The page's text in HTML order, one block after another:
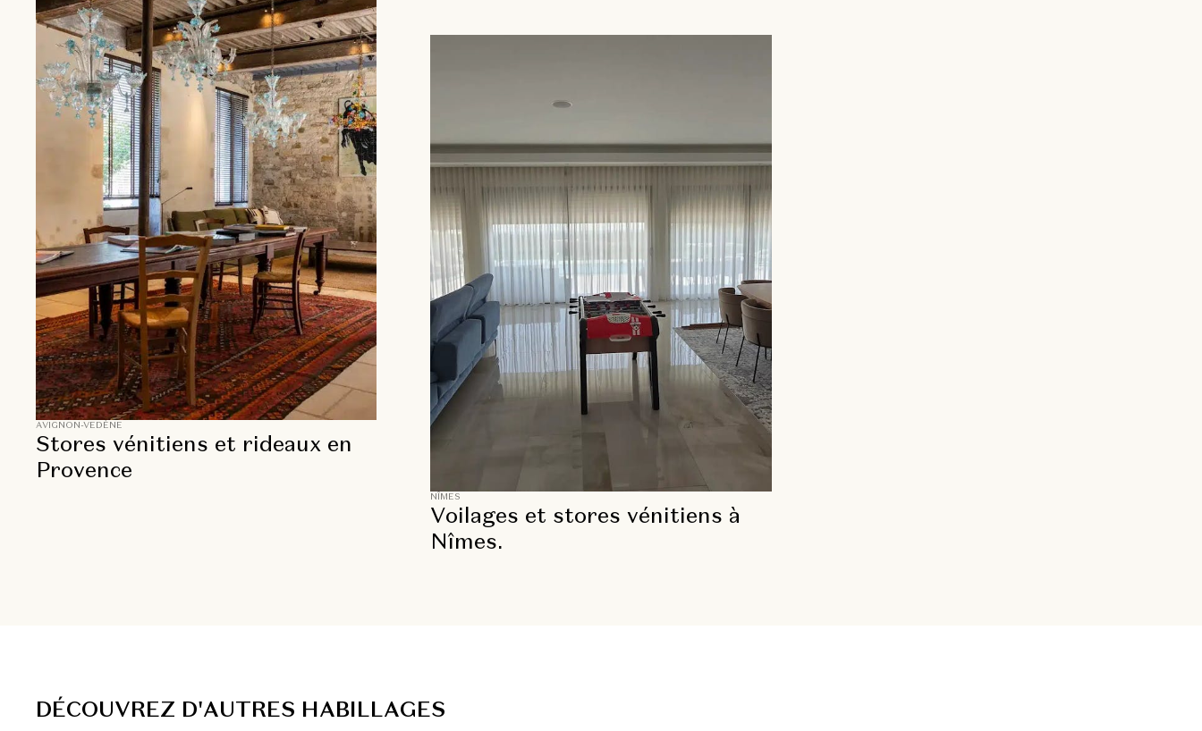
AVIGNON-VEDÈNE
Stores vénitiens et rideaux en
Provence
NÎMES
Voilages et stores vénitiens à
Nîmes.
DÉCOUVREZ D'AUTRES HABILLAGES